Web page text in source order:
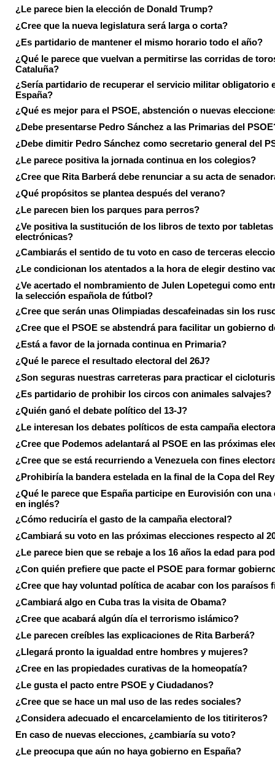
¿Le parece bien la elección de Donald Trump?
¿Cree que la nueva legislatura será larga o corta?
¿Es partidario de mantener el mismo horario todo el año?
¿Qué le parece que vuelvan a permitirse las corridas de
Cataluña?
¿Sería partidario de recuperar el servicio militar obligatorio
España?
¿Qué es mejor para el PSOE, abstención o nuevas
¿Debe presentarse Pedro Sánchez a las Primarias del
¿Debe dimitir Pedro Sánchez como secretario general del
¿Le parece positiva la jornada continua en los colegios?
¿Cree que Rita Barberá debe renunciar a su acta de
¿Qué propósitos se plantea después del verano?
¿Le parecen bien los parques para perros?
¿Ve positiva la sustitución de los libros de texto por tabletas
electrónicas?
¿Cambiarás el sentido de tu voto en caso de terceras
¿Le condicionan los atentados a la hora de elegir destino
¿Ve acertado el nombramiento de Julen Lopetegui como
la selección española de fútbol?
¿Cree que serán unas Olimpiadas descafeinadas sin los
¿Cree que el PSOE se abstendrá para facilitar un gobierno
¿Está a favor de la jornada continua en Primaria?
¿Qué le parece el resultado electoral del 26J?
¿Son seguras nuestras carreteras para practicar el
¿Es partidario de prohibir los circos con animales salvajes?
¿Quién ganó el debate político del 13-J?
¿Le interesan los debates políticos de esta campaña
¿Cree que Podemos adelantará al PSOE en las próximas
¿Cree que se está recurriendo a Venezuela con fines
¿Prohibiría la bandera estelada en la final de la Copa del
¿Qué le parece que España participe en Eurovisión con una
en inglés?
¿Cómo reduciría el gasto de la campaña electoral?
¿Cambiará su voto en las próximas elecciones respecto al
¿Le parece bien que se rebaje a los 16 años la edad para
¿Con quién prefiere que pacte el PSOE para formar
¿Cree que hay voluntad política de acabar con los paraísos
¿Cambiará algo en Cuba tras la visita de Obama?
¿Cree que acabará algún día el terrorismo islámico?
¿Le parecen creíbles las explicaciones de Rita Barberá?
¿Llegará pronto la igualdad entre hombres y mujeres?
¿Cree en las propiedades curativas de la homeopatía?
¿Le gusta el pacto entre PSOE y Ciudadanos?
¿Cree que se hace un mal uso de las redes sociales?
¿Considera adecuado el encarcelamiento de los titiriteros?
En caso de nuevas elecciones, ¿cambiaría su voto?
¿Le preocupa que aún no haya gobierno en España?